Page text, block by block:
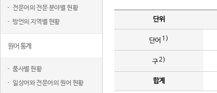
전문어의 전문 분야별 현황
방언의 지역별 현황
원어 통계
품사별 현황
일상어와 전문어의 원어 현황
단위
단어 1)
구2)
합계